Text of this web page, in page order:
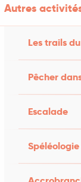
Autres
Les trails
Pêcher
Escalade
Spéléologie